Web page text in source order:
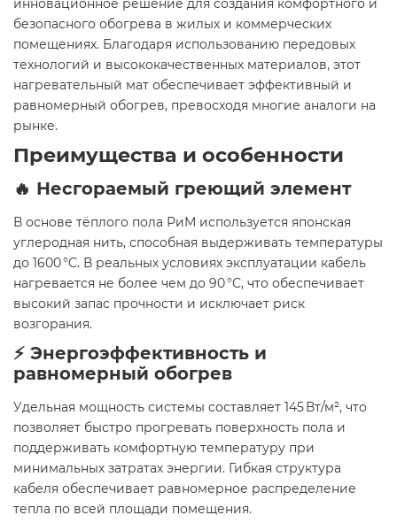
инновационное решение для создания комфортного и
безопасного обогрева в жилых и коммерческих
помещениях. Благодаря использованию передовых
технологий и высококачественных материалов, этот
нагревательный мат обеспечивает эффективный и
равномерный обогрев, превосходя многие аналоги на
рынке.
Преимущества и особенности
🔥 Несгораемый греющий элемент
В основе тёплого пола РиМ используется японская
углеродная нить, способная выдерживать температуры
до 1600 °C. В реальных условиях эксплуатации кабель
нагревается не более чем до 90 °C, что обеспечивает
высокий запас прочности и исключает риск
возгорания.
⚡ Энергоэффективность и
равномерный обогрев
Удельная мощность системы составляет 145 Вт/м², что
позволяет быстро прогревать поверхность пола и
поддерживать комфортную температуру при
минимальных затратах энергии. Гибкая структура
кабеля обеспечивает равномерное распределение
тепла по всей площади помещения.